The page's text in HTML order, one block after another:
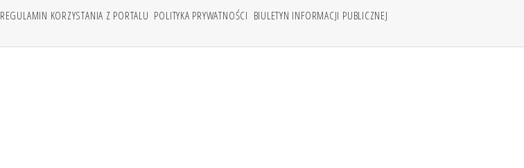
REGULAMIN KORZYSTANIA Z PORTALU POLITYKA PRYWATNOŚCI BIULETYN INFORMACJI PUBLICZNEJ